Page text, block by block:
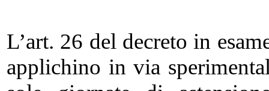
L’art. 26 del decreto in
applichino in via